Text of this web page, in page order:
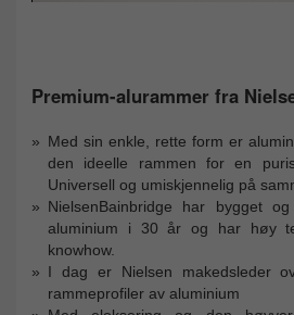
Premium-alurammer fra
Med sin enkle, rette form er
den ideelle rammen for en
Universell og umiskjennelig på
NielsenBainbridge har bygget
aluminium i 30 år og har høy
knowhow.
I dag er Nielsen makedsleder
rammeprofiler av aluminium